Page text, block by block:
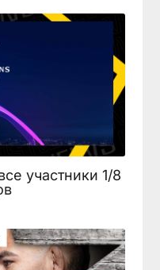
участники 1/8